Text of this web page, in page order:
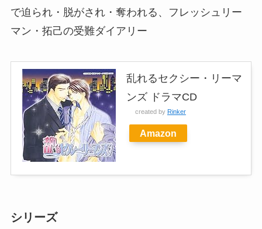
で迫られ・脱がされ・奪われる、フレッシュリー
マン・拓己の受難ダイアリー
乱れるセクシー・リーマ
ンズ ドラマCD
created by Rinker
Amazon
シリーズ